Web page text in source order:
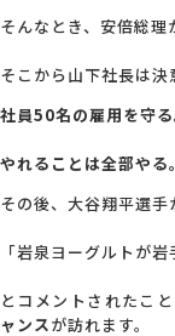
そんなとき、安倍総理
そこから山下社長は決
社員50名の雇用を守る
やれることは全部やる。
その後、大谷翔平選手
「岩泉ヨーグルトが
とコメントされたこ
ャンスが訪れます。